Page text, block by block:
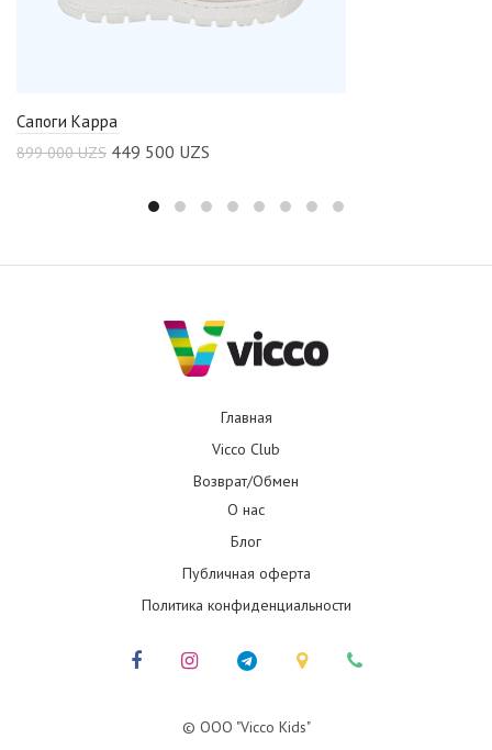
Сапоги Kappa
899 000UZS 449 500 UZS
Главная
Vicco Club
Возврат/Обмен
О нас
Блог
Публичная оферта
Политика конфиденциальности
© ООО "Vicco Kids"